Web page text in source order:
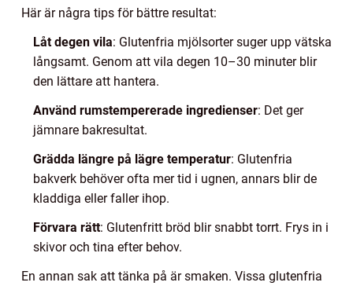
Här är några tips för bättre resultat:
Låt degen vila: Glutenfria mjölsorter suger upp vätska
långsamt. Genom att vila degen 10–30 minuter blir
den lättare att hantera.
Använd rumstempererade ingredienser: Det ger
jämnare bakresultat.
Grädda längre på lägre temperatur: Glutenfria
bakverk behöver ofta mer tid i ugnen, annars blir de
kladdiga eller faller ihop.
Förvara rätt: Glutenfritt bröd blir snabbt torrt. Frys in i
skivor och tina efter behov.
En annan sak att tänka på är smaken. Vissa glutenfria